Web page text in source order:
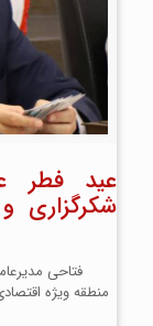
عید فطر
شکرگزاری
فتاحی
منطقه ویژه